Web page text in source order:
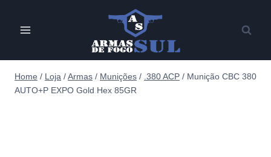
Home / Loja /Armas / Munições / .380 ACP / Munição CBC 380
AUTO+P EXPO Gold Hex 85GR